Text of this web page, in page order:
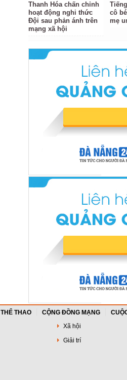
Thanh Hóa chấn chỉnh
hoạt động nghi thức
Đội sau phản ánh trên
mạng xã hội
cô
mẹ
THỂ THAO CỘNG ĐỒNG MẠNG
Xã hội
Giải trí